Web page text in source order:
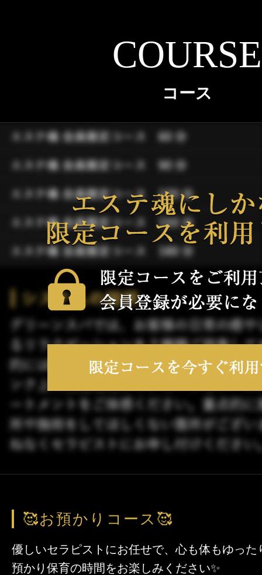
COURSE
コース
🥰お預かりコース🥰
優しいセラピストにお任せで、心も体もゆった
預かり保育の時間をお楽しみください✨